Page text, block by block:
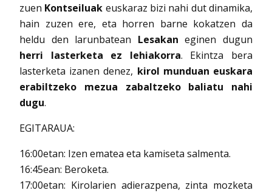
zuen Kontseiluak euskaraz bizi nahi dut dinamika,
hain zuzen ere, eta horren barne kokatzen da
heldu den larunbatean Lesakaneginen dugun
herri lasterketa ez lehiakorra. Ekintza bera
lasterketa izanen denez, kirol munduan euskara
erabiltzeko mezua zabaltzeko baliatu nahi
dugu.
EGITARAUA:
16:00etan: Izen ematea eta kamiseta salmenta.
16:45ean: Beroketa.
17:00etan: Kirolarien adierazpena, zinta mozketa